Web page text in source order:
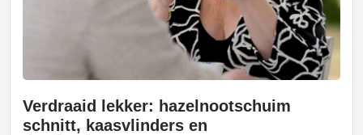
Verdraaid lekker: hazelnootschuim
schnitt, kaasvlinders en